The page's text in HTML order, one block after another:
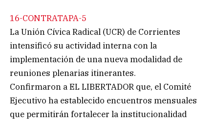
16-CONTRATAPA-5
La Unión Cívica Radical (UCR) de Corrientes
intensificó su actividad interna con la
implementación de una nueva modalidad de
reuniones plenarias itinerantes.
Confirmaron a EL LIBERTADOR que, el Comité
Ejecutivo ha establecido encuentros mensuales
que permitirán fortalecer la institucionalidad